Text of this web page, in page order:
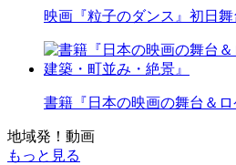
映画『粒子のダンス』初日
書籍『日本の映画の舞台＆
地域発！動画
もっと見る